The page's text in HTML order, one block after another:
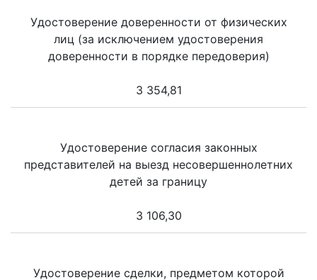
Удостоверение доверенности от физических
лиц (за исключением удостоверения
доверенности в порядке передоверия)
3 354,81
Удостоверение согласия законных
представителей на выезд несовершеннолетних
детей за границу
3 106,30
Удостоверение сделки, предметом которой